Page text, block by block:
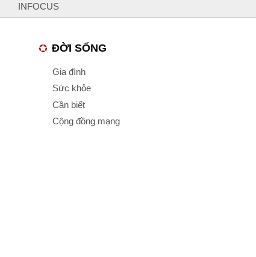
INFOCUS
ĐỜI SỐNG
Gia đình
Sức khỏe
Cần biết
Cộng đồng mạng